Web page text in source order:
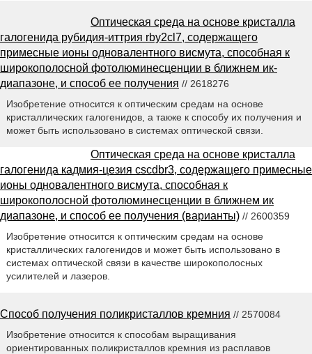
Оптическая среда на основе кристалла
галогенида рубидия-иттрия rby2cl7, содержащего
примесные ионы одновалентного висмута, способная к
широкополосной фотолюминесценции в ближнем ик-
диапазоне, и способ ее получения // 2618276
Изобретение относится к оптическим средам на основе
кристаллических галогенидов, а также к способу их получения и
может быть использовано в системах оптической связи.
Оптическая среда на основе кристалла
галогенида кадмия-цезия cscdbr3, содержащего примесные
ионы одновалентного висмута, способная к
широкополосной фотолюминесценции в ближнем ик
диапазоне, и способ ее получения (варианты) // 2600359
Изобретение относится к оптическим средам на основе
кристаллических галогенидов и может быть использовано в
системах оптической связи в качестве широкополосных
усилителей и лазеров.
Способ получения поликристаллов кремния // 2570084
Изобретение относится к способам выращивания
ориентированных поликристаллов кремния из расплавов